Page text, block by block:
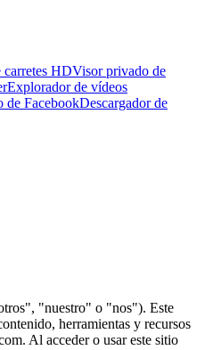
carretes HDVisor privado de
Explorador de vídeos
de FacebookDescargador de
"nuestro" o "nos"). Este
herramientas y recursos
Al acceder o usar este sitio